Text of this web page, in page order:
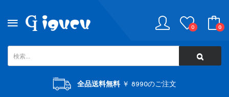
0 0
全品送料無料￥ 8990のご注文